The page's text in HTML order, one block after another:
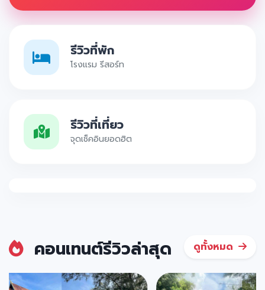
รีวิวที่พัก
โรงแรม รีสอร์ท
รีวิวที่เที่ยว
จุดเช็คอินยอดฮิต
คอนเทนต์รีวิวล่าสุด ดูทั้งหมด